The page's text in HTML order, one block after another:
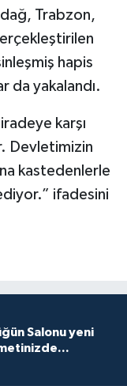
Trabzon,
hapis
da yakalandı.
karşı
Devletimizin
kastedenlerle
ifadesini
Salonu yeni